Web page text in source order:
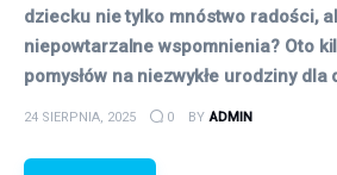
dziecku nie tylko mnóstwo radości,
niepowtarzalne wspomnienia? Oto
pomysłów na niezwykłe urodziny dla
24 SIERPNIA, 2025 0 BY ADMIN